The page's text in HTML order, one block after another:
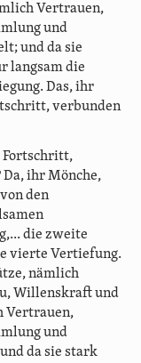
Vertrauen,
und
und da sie
langsam die
Das, ihr
verbunden
Fortschritt,
ihr Mönche,
den
die zweite
vierte Vertiefung.
nämlich
Willenskraft und
Vertrauen,
und
da sie stark